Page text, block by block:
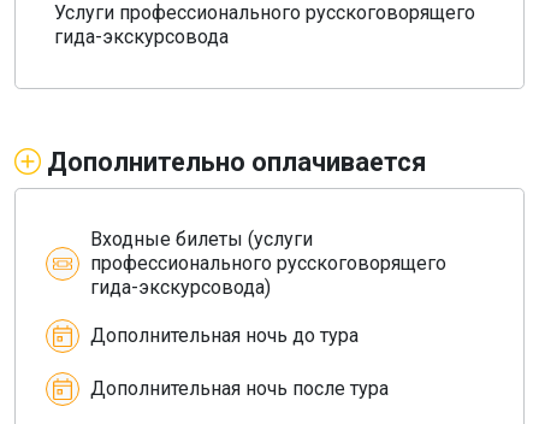
Услуги профессионального русскоговорящего
гида-экскурсовода
Дополнительно оплачивается
Входные билеты (услуги
профессионального русскоговорящего
гида-экскурсовода)
Дополнительная ночь до тура
Дополнительная ночь после тура